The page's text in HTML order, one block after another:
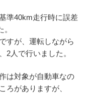
準40km走行時に誤差
すが、運転しながら
2人で行いました。
は対象が自動車なの
ろがありますが、